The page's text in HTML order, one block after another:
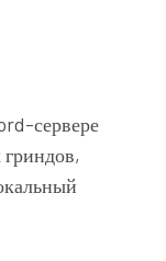
сервере